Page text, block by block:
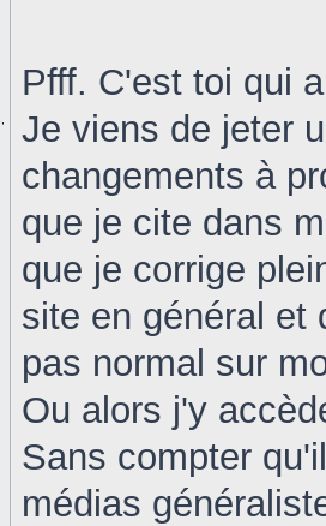
Pfff. C'est toi qui
Je viens de jeter
changements à
que je cite dans
que je corrige
site en général et
pas normal sur
Ou alors j'y
Sans compter
médias